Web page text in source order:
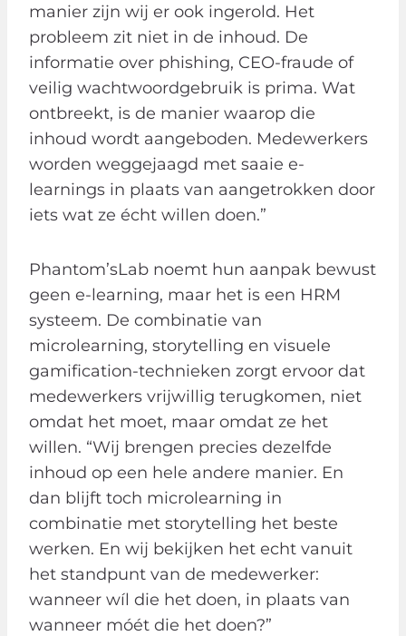
manier zijn wij er ook ingerold. Het
probleem zit niet in de inhoud. De
informatie over phishing, CEO-fraude of
veilig wachtwoordgebruik is prima. Wat
ontbreekt, is de manier waarop die
inhoud wordt aangeboden. Medewerkers
worden weggejaagd met saaie e-
learnings in plaats van aangetrokken door
iets wat ze écht willen doen.”
Phantom’sLab noemt hun aanpak bewust
geen e-learning, maar het is een HRM
systeem. De combinatie van
microlearning, storytelling en visuele
gamification-technieken zorgt ervoor dat
medewerkers vrijwillig terugkomen, niet
omdat het moet, maar omdat ze het
willen. “Wij brengen precies dezelfde
inhoud op een hele andere manier. En
dan blijft toch microlearning in
combinatie met storytelling het beste
werken. En wij bekijken het echt vanuit
het standpunt van de medewerker:
wanneer wíl die het doen, in plaats van
wanneer móét die het doen?”